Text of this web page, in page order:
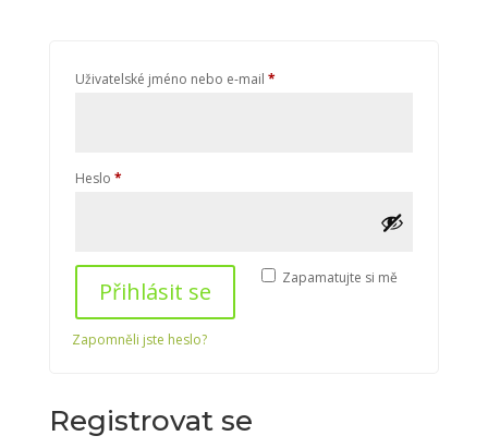
Uživatelské jméno nebo e-mail *Povinné
Heslo *Povinné
Zapamatujte si mě
Přihlásit se
Zapomněli jste heslo?
Registrovat se